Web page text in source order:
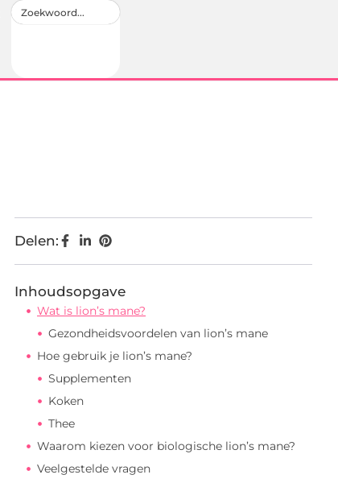
Delen:
Inhoudsopgave
Wat is lion’s mane?
Gezondheidsvoordelen van lion’s mane
Hoe gebruik je lion’s mane?
Supplementen
Koken
Thee
Waarom kiezen voor biologische lion’s mane?
Veelgestelde vragen